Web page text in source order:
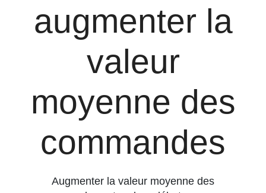
augmenter la
valeur
moyenne des
commandes
Augmenter la valeur moyenne des